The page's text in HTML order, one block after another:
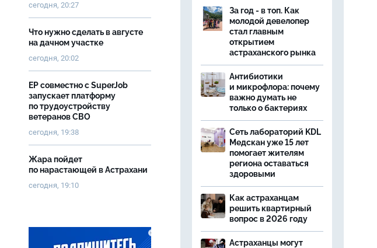
сегодня, 20:27
Что нужно сделать в августе
на дачном участке
сегодня, 20:02
ЕР совместно с SuperJob
запускает платформу
по трудоустройству
ветеранов СВО
сегодня, 19:38
Жара пойдет
по нарастающей в Астрахани
сегодня, 19:10
За год - в топ. Как
молодой девелопер
стал главным
открытием
астраханского рынка
Антибиотики
и микрофлора: почему
важно думать не
только о бактериях
Сеть лабораторий KDL
Медскан уже 15 лет
помогает жителям
региона оставаться
здоровыми
Как астраханцам
решить квартирный
вопрос в 2026 году
Астраханцы могут